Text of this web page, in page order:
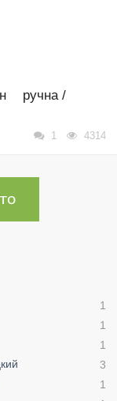
ручна /
1 4314
1
1
1
3
1